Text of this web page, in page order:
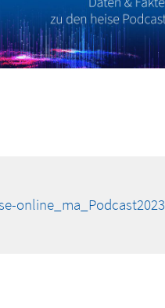
online_ma_Podcast2023